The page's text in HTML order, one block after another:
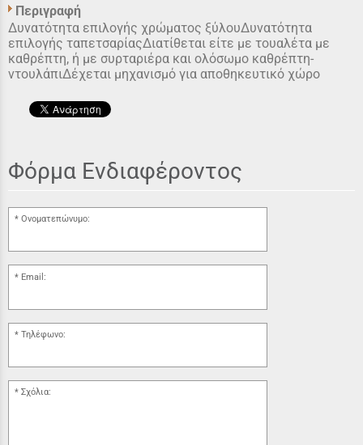
Περιγραφή
Δυνατότητα επιλογής χρώματος ξύλουΔυνατότητα
επιλογής ταπετσαρίαςΔιατίθεται είτε με τουαλέτα με
καθρέπτη, ή με συρταριέρα και ολόσωμο καθρέπτη-
ντουλάπιΔέχεται μηχανισμό για αποθηκευτικό χώρο
Φόρμα Ενδιαφέροντος
Ονοματεπώνυμο:
Email:
Τηλέφωνο:
Σχόλια: